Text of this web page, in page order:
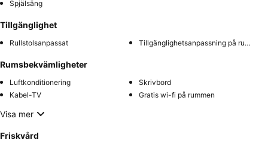
Spjälsäng
Tillgänglighet
Rullstolsanpassat Tillgänglighetsanpassning på rummet
Rumsbekvämligheter
Luftkonditionering
Skrivbord
Kabel-TV
Gratis wi-fi på rummen
Visa mer
Friskvård